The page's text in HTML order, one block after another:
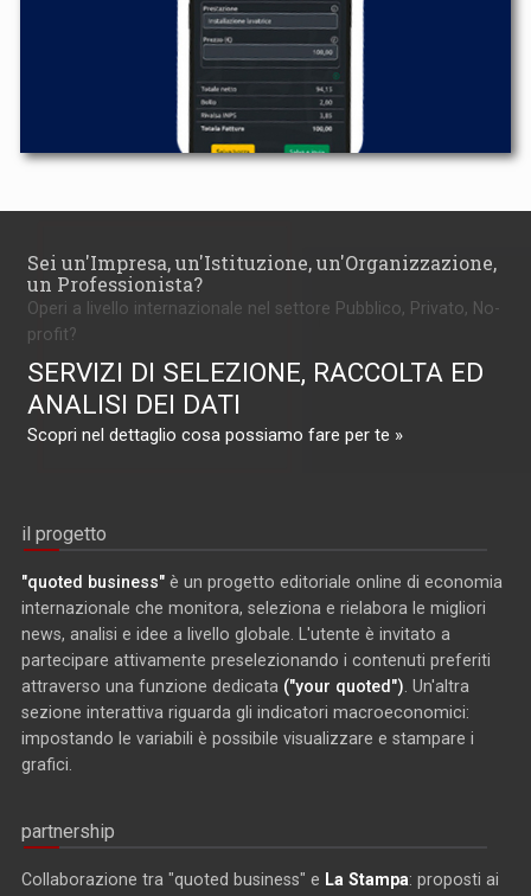
Sei un'Impresa, un'Istituzione, un'Organizzazione,
un Professionista?
Operi a livello internazionale nel settore Pubblico, Privato, No-
profit?
SERVIZI DI SELEZIONE, RACCOLTA ED
ANALISI DEI DATI
Scopri nel dettaglio cosa possiamo fare per te »
il progetto
"quoted business" è un progetto editoriale online di economia
internazionale che monitora, seleziona e rielabora le migliori
news, analisi e idee a livello globale. L'utente è invitato a
partecipare attivamente preselezionando i contenuti preferiti
attraverso una funzione dedicata ("your quoted") . Un'altra
sezione interattiva riguarda gli indicatori macroeconomici:
impostando le variabili è possibile visualizzare e stampare i
grafici.
partnership
Collaborazione tra "quoted business" e La Stampa: proposti ai